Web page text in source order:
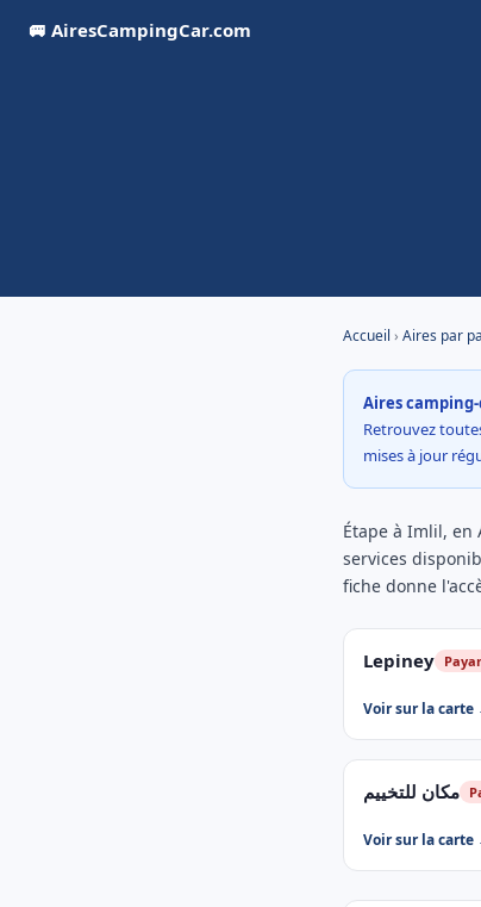
🚐 AiresCampingCar.com
Accueil › Aires par
Aires
Retrouvez
mises à jour
Étape à Imlil, en
services
fiche donne
Lepiney
Voir sur la carte
مكان للتخييم
Voir sur la carte